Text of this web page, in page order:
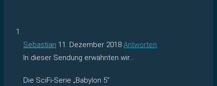
Sebastian 11. Dezember 2018 Antworten
In dieser Sendung erwähnten wir…
Die SciFi-Serie „Babylon 5“